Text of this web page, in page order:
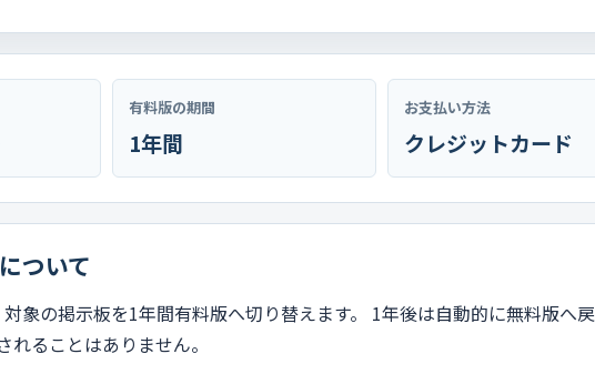
有料版の期間
1年間
お支払い方法
クレジットカード
ついて
象の掲示板を1年間有料版へ切り替えます。 1年後は自動的に無料版へ
ることはありません。